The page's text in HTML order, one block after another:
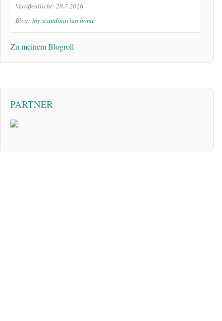
Veröffentlicht: 28.7.2026
Blog: my scandinavian home
Zu meinem Blogroll
PARTNER